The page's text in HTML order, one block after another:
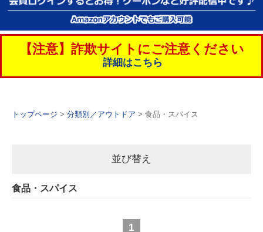
【注意】詐欺サイトにご注意ください
詳細はこちら
トップページ > 分類別／アウトドア > 食品・スパイス
並び替え
食品・スパイス
1